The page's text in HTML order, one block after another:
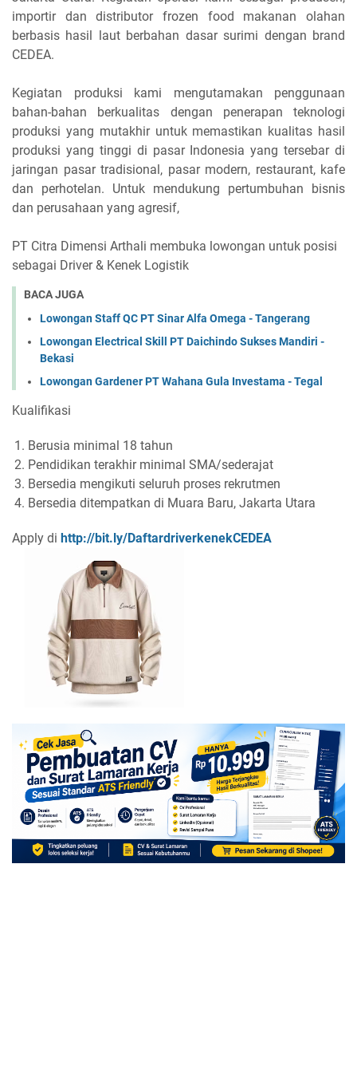
importir dan distributor frozen food makanan olahan
berbasis hasil laut berbahan dasar surimi dengan brand
CEDEA.
Kegiatan produksi kami mengutamakan penggunaan
bahan-bahan berkualitas dengan penerapan teknologi
produksi yang mutakhir untuk memastikan kualitas hasil
produksi yang tinggi di pasar Indonesia yang tersebar di
jaringan pasar tradisional, pasar modern, restaurant, kafe
dan perhotelan. Untuk mendukung pertumbuhan bisnis
dan perusahaan yang agresif,
PT Citra Dimensi Arthali membuka lowongan untuk posisi
sebagai Driver & Kenek Logistik
BACA JUGA
Lowongan Staff QC PT Sinar Alfa Omega - Tangerang
Lowongan Electrical Skill PT Daichindo Sukses Mandiri -
Bekasi
Lowongan Gardener PT Wahana Gula Investama - Tegal
Kualifikasi
Berusia minimal 18 tahun
Pendidikan terakhir minimal SMA/sederajat
Bersedia mengikuti seluruh proses rekrutmen
Bersedia ditempatkan di Muara Baru, Jakarta Utara
Apply di http://bit.ly/DaftardriverkenekCEDEA